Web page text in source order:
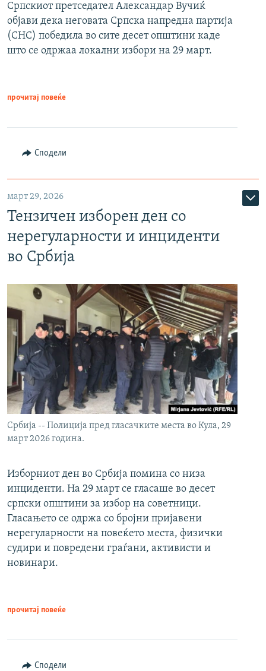
Српскиот претседател Александар Вучиќ
објави дека неговата Српска напредна партија
(СНС) победила во сите десет општини каде
што се одржаа локални избори на 29 март.
прочитај повеќе
Сподели
март 29, 2026
Тензичен изборен ден со
нерегуларности и инциденти
во Србија
Србија -- Полиција пред гласачките места во Кула, 29
март 2026 година.
Изборниот ден во Србија помина со низа
инциденти. На 29 март се гласаше во десет
српски општини за избор на советници.
Гласањето се одржа со бројни пријавени
нерегуларности на повеќето места, физички
судири и повредени граѓани, активисти и
новинари.
прочитај повеќе
Сподели